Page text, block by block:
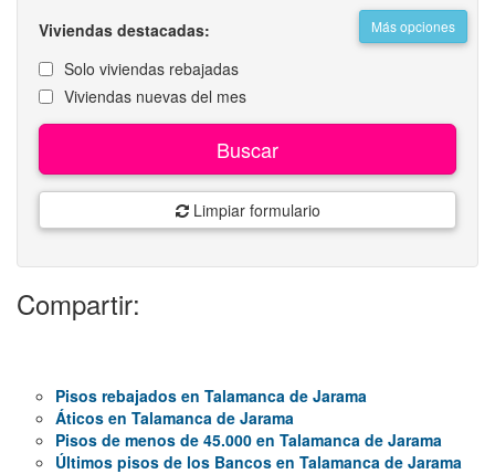
Más opciones
Viviendas destacadas:
Solo viviendas rebajadas
Viviendas nuevas del mes
Buscar
Limpiar formulario
Compartir:
Pisos rebajados en Talamanca de Jarama
Áticos en Talamanca de Jarama
Pisos de menos de 45.000 en Talamanca de Jarama
Últimos pisos de los Bancos en Talamanca de Jarama